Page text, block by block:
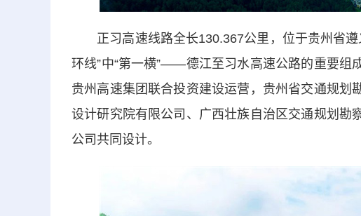
正习高速线路全长130.367公里，位于贵州省遵
环线”中“第一横”——德江至习水高速公路的重要组
贵州高速集团联合投资建设运营，贵州省交通规
设计研究院有限公司、广西壮族自治区交通规划勘
公司共同设计。